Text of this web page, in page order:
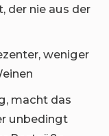
der nie aus der
weniger
macht das
unbedingt